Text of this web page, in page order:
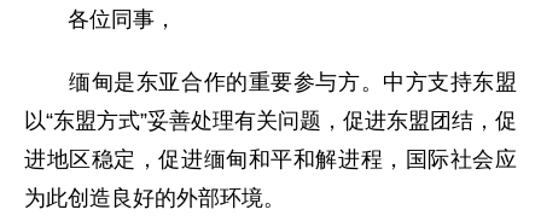
各位同事，
缅甸是东亚合作的重要参与方。中方支持东盟
以“东盟方式”妥善处理有关问题，促进东盟团结，促
进地区稳定，促进缅甸和平和解进程，国际社会应
为此创造良好的外部环境。